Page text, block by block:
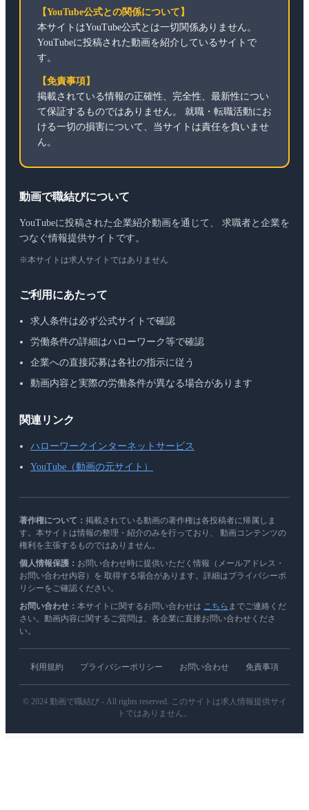
【YouTube公式との関係について】
本サイトはYouTube公式とは一切関係ありません。
YouTubeに投稿された動画を紹介しているサイトで
す。
【免責事項】
掲載されている情報の正確性、完全性、最新性につい
て保証するものではありません。 就職・転職活動にお
ける一切の損害について、当サイトは責任を負いませ
ん。
動画で職結びについて
YouTubeに投稿された企業紹介動画を通じて、 求職者と企業を
つなぐ情報提供サイトです。
※本サイトは求人サイトではありません
ご利用にあたって
求人条件は必ず公式サイトで確認
労働条件の詳細はハローワーク等で確認
企業への直接応募は各社の指示に従う
動画内容と実際の労働条件が異なる場合があります
関連リンク
ハローワークインターネットサービス
YouTube（動画の元サイト）
著作権について： 掲載されている動画の著作権は各投稿者に帰属しま
す。本サイトは情報の整理・紹介のみを行っており、 動画コンテンツの
権利を主張するものではありません。
個人情報保護： お問い合わせ時に提供いただく情報（メールアドレス・
お問い合わせ内容）を 取得する場合があります。詳細はプライバシーポ
リシーをご確認ください。
お問い合わせ： 本サイトに関するお問い合わせは こちら までご連絡くだ
さい。動画内容に関するご質問は、各企業に直接お問い合わせくださ
い。
利用規約 プライバシーポリシー お問い合わせ 免責事項
© 2024 動画で職結び - All rights reserved. このサイトは求人情報提供サイ
トではありません。